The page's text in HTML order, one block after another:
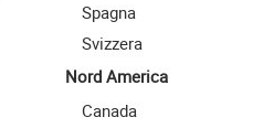
Spagna
Svizzera
Nord America
Canada